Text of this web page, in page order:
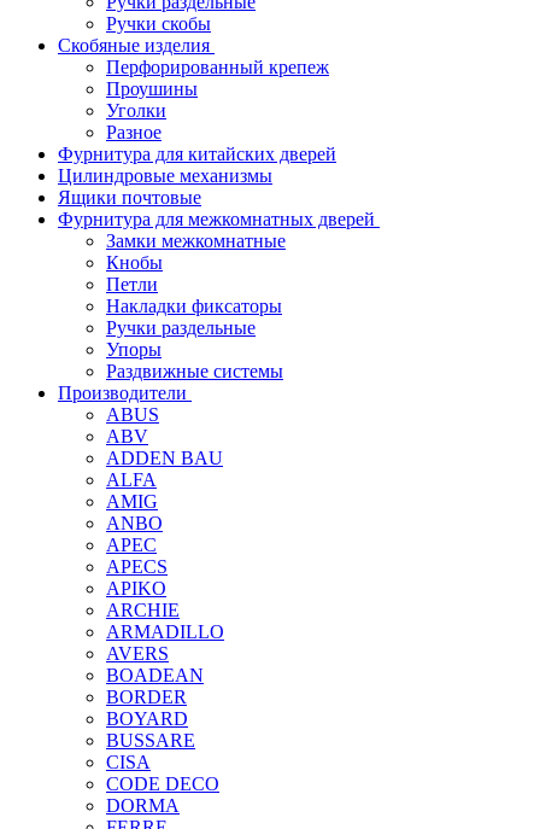
Ручки скобы
Скобяные изделия
Перфорированный крепеж
Проушины
Уголки
Разное
Фурнитура для китайских дверей
Цилиндровые механизмы
Ящики почтовые
Фурнитура для межкомнатных дверей
Замки межкомнатные
Кнобы
Петли
Накладки фиксаторы
Ручки раздельные
Упоры
Раздвижные системы
Производители
ABUS
ABV
ADDEN BAU
ALFA
AMIG
ANBO
APEC
APECS
APIKO
ARCHIE
ARMADILLO
AVERS
BOADEAN
BORDER
BOYARD
BUSSARE
CISA
CODE DECO
DORMA